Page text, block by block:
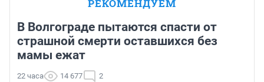
РЕКОМЕНДУЕМ
В Волгограде пытаются спасти от
страшной смерти оставшихся без
мамы ежат
22 часа 14 677 2